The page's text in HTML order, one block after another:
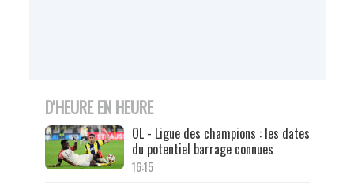
D'HEURE EN HEURE
OL - Ligue des champions : les dates
du potentiel barrage connues
16:15